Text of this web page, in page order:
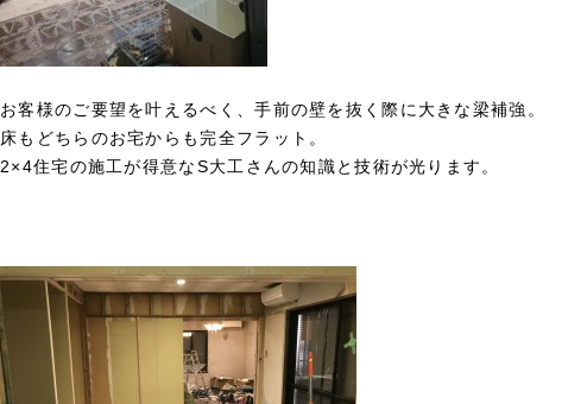
お客様のご要望を叶えるべく、手前の壁を抜く際に大きな梁補強。
床もどちらのお宅からも完全フラット。
2×4住宅の施工が得意なS大工さんの知識と技術が光ります。